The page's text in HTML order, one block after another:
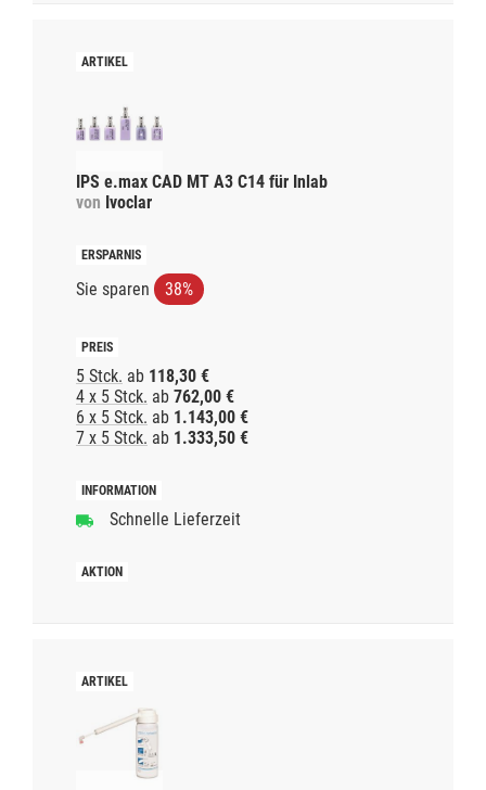
IPS e.max CAD MT A3 C14 für Inlab
von Ivoclar
Sie sparen 38%
5 Stck. ab 118,30 €
4 x 5 Stck. ab 762,00 €
6 x 5 Stck. ab 1.143,00 €
7 x 5 Stck. ab 1.333,50 €
Schnelle Lieferzeit